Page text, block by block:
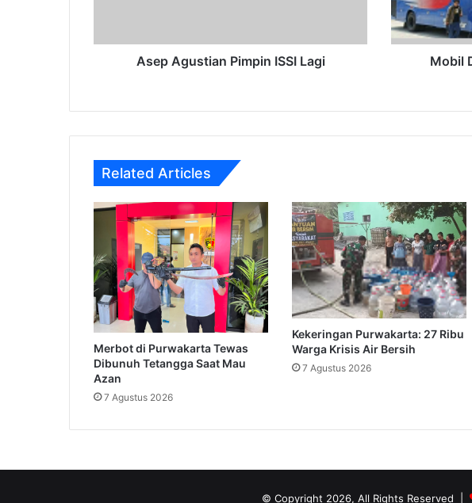
Asep Agustian Pimpin ISSI Lagi
‎Mobil
Related Articles
Merbot di Purwakarta Tewas
Dibunuh Tetangga Saat Mau
Azan
7 Agustus 2026
Kekeringan Purwakarta: 27 Ribu
Warga Krisis Air Bersih
7 Agustus 2026
© Copyright 2026, All Rights Reserved |